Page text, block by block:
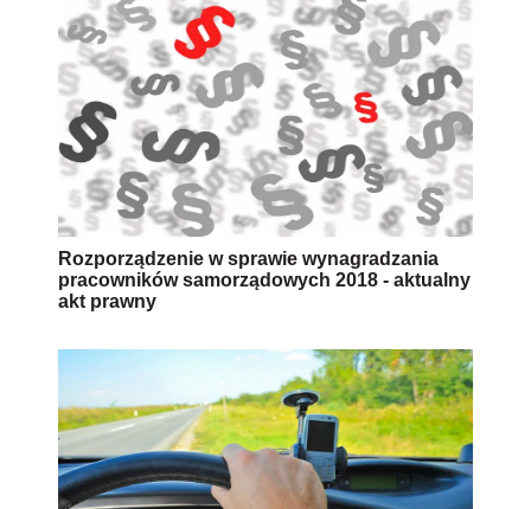
Rozporządzenie w sprawie wynagradzania
pracowników samorządowych 2018 - aktualny
akt prawny